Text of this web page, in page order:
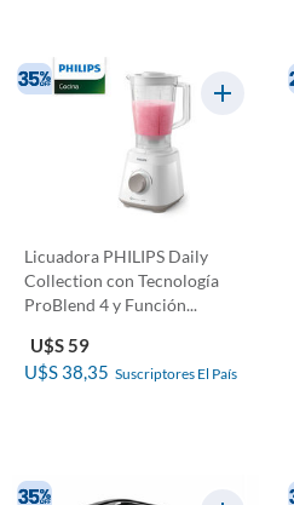
Licuadora PHILIPS Daily
Collection con Tecnología
ProBlend 4 y Función...
U$S 59
U$S 38,35 Suscriptores El País